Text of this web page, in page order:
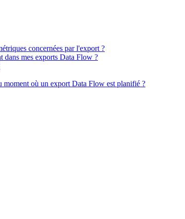
concernées par l'export ?
dans mes exports Data Flow ?
moment où un export Data Flow est planifié ?